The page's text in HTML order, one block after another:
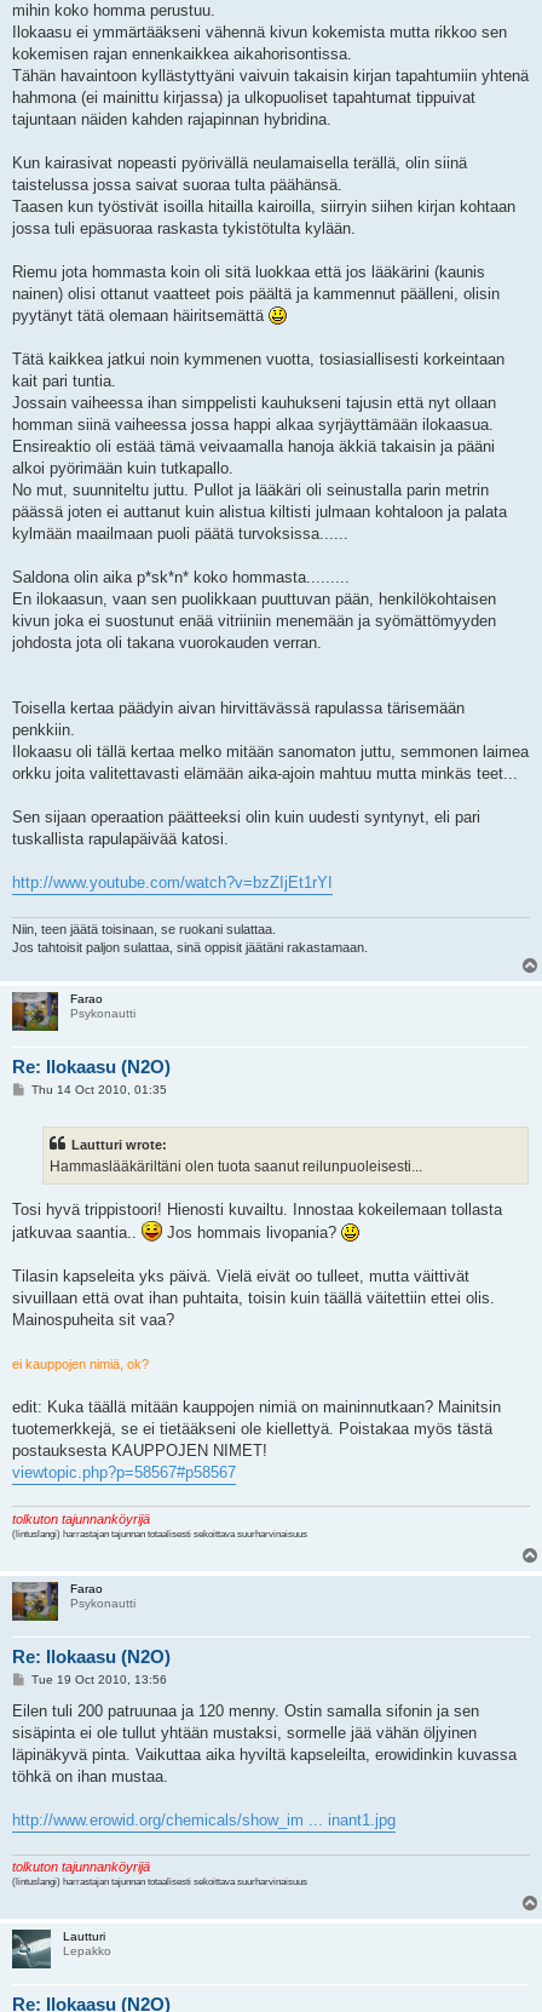
mihin koko homma perustuu.
Ilokaasu ei ymmärtääkseni vähennä kivun kokemista mutta rikkoo sen
kokemisen rajan ennenkaikkea aikahorisontissa.
Tähän havaintoon kyllästyttyäni vaivuin takaisin kirjan tapahtumiin yhtenä
hahmona (ei mainittu kirjassa) ja ulkopuoliset tapahtumat tippuivat
tajuntaan näiden kahden rajapinnan hybridina.
Kun kairasivat nopeasti pyörivällä neulamaisella terällä, olin siinä
taistelussa jossa saivat suoraa tulta päähänsä.
Taasen kun työstivät isoilla hitailla kairoilla, siirryin siihen kirjan kohtaan
jossa tuli epäsuoraa raskasta tykistötulta kylään.
Riemu jota hommasta koin oli sitä luokkaa että jos lääkärini (kaunis
nainen) olisi ottanut vaatteet pois päältä ja kammennut päälleni, olisin
pyytänyt tätä olemaan häiritsemättä
Tätä kaikkea jatkui noin kymmenen vuotta, tosiasiallisesti korkeintaan
kait pari tuntia.
Jossain vaiheessa ihan simppelisti kauhukseni tajusin että nyt ollaan
homman siinä vaiheessa jossa happi alkaa syrjäyttämään ilokaasua.
Ensireaktio oli estää tämä veivaamalla hanoja äkkiä takaisin ja pääni
alkoi pyörimään kuin tutkapallo.
No mut, suunniteltu juttu. Pullot ja lääkäri oli seinustalla parin metrin
päässä joten ei auttanut kuin alistua kiltisti julmaan kohtaloon ja palata
kylmään maailmaan puoli päätä turvoksissa......
Saldona olin aika p*sk*n* koko hommasta.........
En ilokaasun, vaan sen puolikkaan puuttuvan pään, henkilökohtaisen
kivun joka ei suostunut enää vitriiniin menemään ja syömättömyyden
johdosta jota oli takana vuorokauden verran.
Toisella kertaa päädyin aivan hirvittävässä rapulassa tärisemään
penkkiin.
Ilokaasu oli tällä kertaa melko mitään sanomaton juttu, semmonen laimea
orkku joita valitettavasti elämään aika-ajoin mahtuu mutta minkäs teet...
Sen sijaan operaation päätteeksi olin kuin uudesti syntynyt, eli pari
tuskallista rapulapäivää katosi.
http://www.youtube.com/watch?v=bzZIjEt1rYI
Niin, teen jäätä toisinaan, se ruokani sulattaa.
Jos tahtoisit paljon sulattaa, sinä oppisit jäätäni rakastamaan.
Farao
Psykonautti
Re: Ilokaasu (N2O)
PThu 14 Oct 2010, 01:35
Lautturi wrote:
Hammaslääkäriltäni olen tuota saanut reilunpuoleisesti...
Tosi hyvä trippistoori! Hienosti kuvailtu. Innostaa kokeilemaan tollasta
jatkuvaa saantia..
Jos hommais livopania?
Tilasin kapseleita yks päivä. Vielä eivät oo tulleet, mutta väittivät
sivuillaan että ovat ihan puhtaita, toisin kuin täällä väitettiin ettei olis.
Mainospuheita sit vaa?
ei kauppojen nimiä, ok?
edit: Kuka täällä mitään kauppojen nimiä on maininnutkaan? Mainitsin
tuotemerkkejä, se ei tietääkseni ole kiellettyä. Poistakaa myös tästä
postauksesta KAUPPOJEN NIMET!
viewtopic.php?p=58567#p58567
tolkuton tajunnanköyrijä
(lintuslangi) harrastajan tajunnan totaalisesti sekoittava suurharvinaisuus
Farao
Psykonautti
Re: Ilokaasu (N2O)
P
s
Tue 19 Oct 2010, 13:56
Eilen tuli 200 patruunaa ja 120 menny. Ostin samalla sifonin ja sen
sisäpinta ei ole tullut yhtään mustaksi, sormelle jää vähän öljyinen
läpinäkyvä pinta. Vaikuttaa aika hyviltä kapseleilta, erowidinkin kuvassa
töhkä on ihan mustaa.
http://www.erowid.org/chemicals/show_im ... inant1.jpg
tolkuton tajunnanköyrijä
(lintuslangi) harrastajan tajunnan totaalisesti sekoittava suurharvinaisuus
Lautturi
Lepakko
Re: Ilokaasu (N2O)